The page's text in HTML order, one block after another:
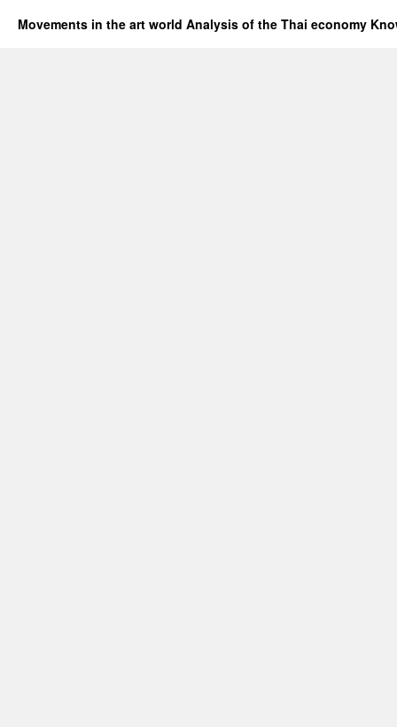
Movements in the art world Analysis of the Thai economy